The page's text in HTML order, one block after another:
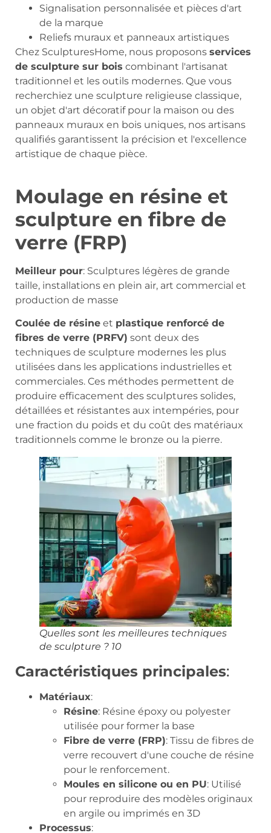
Signalisation personnalisée et pièces d'art
de la marque
Reliefs muraux et panneaux artistiques
Chez SculpturesHome, nous proposons services
de sculpture sur bois combinant l'artisanat
traditionnel et les outils modernes. Que vous
recherchiez une sculpture religieuse classique,
un objet d'art décoratif pour la maison ou des
panneaux muraux en bois uniques, nos artisans
qualifiés garantissent la précision et l'excellence
artistique de chaque pièce.
Moulage en résine et
sculpture en fibre de
verre (FRP)
Meilleur pour: Sculptures légères de grande
taille, installations en plein air, art commercial et
production de masse
Coulée de résine et plastique renforcé de
fibres de verre (PRFV) sont deux des
techniques de sculpture modernes les plus
utilisées dans les applications industrielles et
commerciales. Ces méthodes permettent de
produire efficacement des sculptures solides,
détaillées et résistantes aux intempéries, pour
une fraction du poids et du coût des matériaux
traditionnels comme le bronze ou la pierre.
Quelles sont les meilleures techniques
de sculpture ? 10
Caractéristiques principales:
Matériaux:
Résine: Résine époxy ou polyester
utilisée pour former la base
Fibre de verre (FRP): Tissu de fibres de
verre recouvert d'une couche de résine
pour le renforcement.
Moules en silicone ou en PU: Utilisé
pour reproduire des modèles originaux
en argile ou imprimés en 3D
Processus: